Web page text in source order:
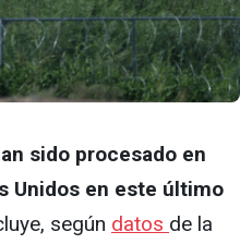
sido procesado en
Unidos en este último
según datos de la